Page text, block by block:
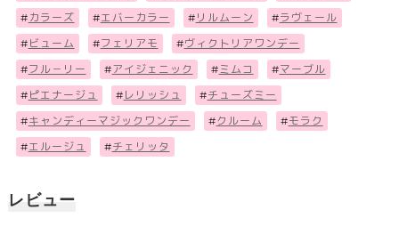
# カラーズ #エバーカラー # リルムーン #ラヴェール
# ビューム #フェリアモ #ヴィクトリアワンデー
#フル－リー #アイジェニック #ミムコ #マーブル
# ピエナージュ # レリッシュ #チューズミー
#キャンディーマジックワンデー #クルーム #モラク
#エルージュ #チェリッタ
レビュー